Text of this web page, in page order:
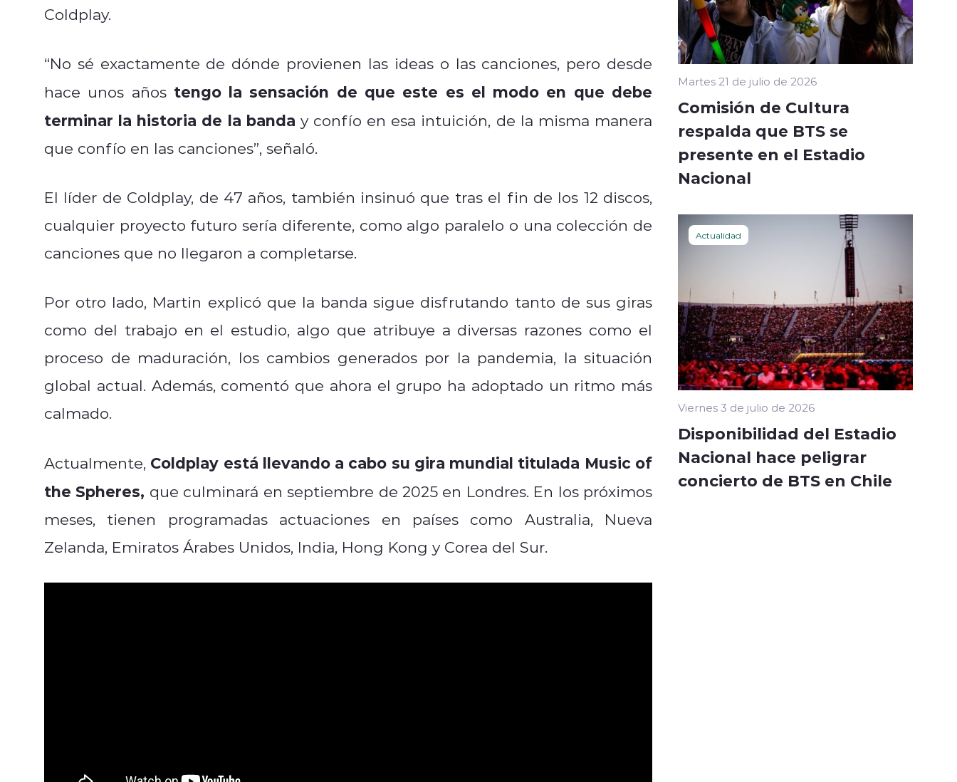
Coldplay.
“No sé exactamente de dónde provienen las ideas o las canciones, pero desde
hace unos años tengo la sensación de que este es el modo en que debe
terminar la historia de la banda y confío en esa intuición, de la misma manera
que confío en las canciones”, señaló.
El líder de Coldplay, de 47 años, también insinuó que tras el fin de los 12 discos,
cualquier proyecto futuro sería diferente, como algo paralelo o una colección de
canciones que no llegaron a completarse.
Por otro lado, Martin explicó que la banda sigue disfrutando tanto de sus giras
como del trabajo en el estudio, algo que atribuye a diversas razones como el
proceso de maduración, los cambios generados por la pandemia, la situación
global actual. Además, comentó que ahora el grupo ha adoptado un ritmo más
calmado.
Actualmente, Coldplay está llevando a cabo su gira mundial titulada Music of
the Spheres, que culminará en septiembre de 2025 en Londres. En los próximos
meses, tienen programadas actuaciones en países como Australia, Nueva
Zelanda, Emiratos Árabes Unidos, India, Hong Kong y Corea del Sur.
Martes 21 de julio de 2026
Comisión de Cultura
respalda que BTS se
presente en el Estadio
Nacional
Actualidad
Viernes 3 de julio de 2026
Disponibilidad del Estadio
Nacional hace peligrar
concierto de BTS en Chile